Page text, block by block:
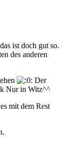
ist doch gut so.
des anderen
Der
Nur in Witz^^
mit dem Rest